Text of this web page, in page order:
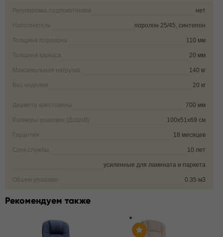
Регулировка подлокотников нет
Наполнитель поролон 25/45, синтепон
Толщина поролона 110 мм
Толщина каркаса 20 мм
Максимальная нагрузка 140 кг
Вес изделия 20 кг
Диаметр крестовины 700 мм
Размеры упаковки (ДxШxВ) 100х51х69 см
Гарантия 18 месяцев
Срок службы 10 лет
. усиленные для ламината и паркета
Объем упаковки 0.35 м3
Рекомендуем также